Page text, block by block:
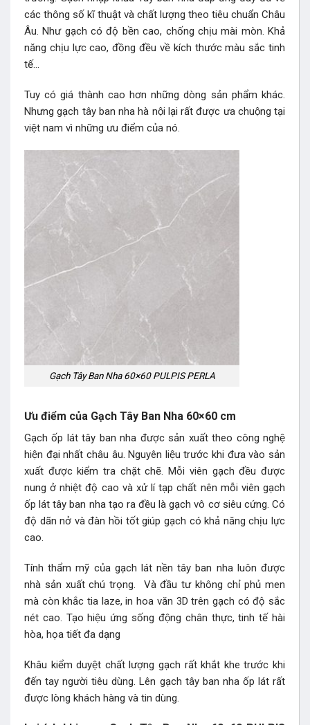
các thông số kĩ thuật và chất lượng theo tiêu chuẩn Châu
Âu. Như gạch có độ bền cao, chống chịu mài mòn. Khả
năng chịu lực cao, đồng đều về kích thước màu sắc tinh
tế…
Tuy có giá thành cao hơn những dòng sản phẩm khác.
Nhưng gạch tây ban nha hà nội lại rất được ưa chuộng tại
việt nam vì những ưu điểm của nó.
Gạch Tây Ban Nha 60×60 PULPIS PERLA
Ưu điểm của Gạch Tây Ban Nha 60×60 cm
Gạch ốp lát tây ban nha được sản xuất theo công nghệ
hiện đại nhất châu âu. Nguyên liệu trước khi đưa vào sản
xuất được kiểm tra chặt chẽ. Mỗi viên gạch đều được
nung ở nhiệt độ cao và xử lí tạp chất nên mỗi viên gạch
ốp lát tây ban nhatạo ra đều là gạch vô cơ siêu cứng. Có
độ dãn nở và đàn hồi tốt giúp gạch có khả năng chịu lực
cao.
Tính thẩm mỹ của gạch lát nền tây ban nha luôn được
nhà sản xuất chú trọng. Và đầu tư không chỉ phủ men
mà còn khắc tia laze, in hoa văn 3D trên gạch có độ sắc
nét cao. Tạo hiệu ứng sống động chân thực, tinh tế hài
hòa, họa tiết đa dạng
Khâu kiểm duyệt chất lượng gạch rất khắt khe trước khi
đến tay người tiêu dùng. Lên gạch tây ban nha ốp lát rất
được lòng khách hàng và tin dùng.